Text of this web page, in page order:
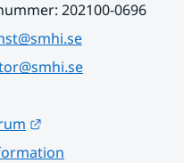
202100-0696